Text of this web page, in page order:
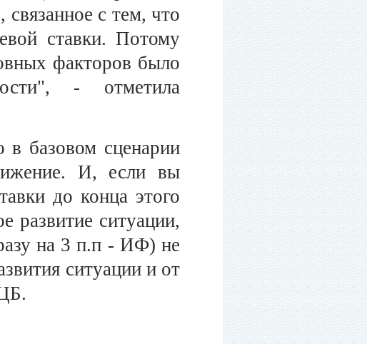
с тем, что
ставки. Потому
факторов было
- отметила
в базовом сценарии
И, если вы
до конца этого
развитие ситуации,
на 3 п.п - ИФ) не
ситуации и от